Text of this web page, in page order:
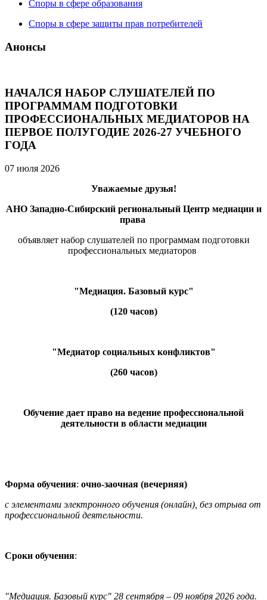
Споры в сфере образования
Споры в сфере защиты прав потребителей
Анонсы
НАЧАЛСЯ НАБОР СЛУШАТЕЛЕЙ ПО
ПРОГРАММАМ ПОДГОТОВКИ
ПРОФЕССИОНАЛЬНЫХ МЕДИАТОРОВ НА
ПЕРВОЕ ПОЛУГОДИЕ 2026-27 УЧЕБНОГО
ГОДА
07 июля 2026
Уважаемые друзья!
АНО Западно-Сибирский региональный Центр медиации и
права
объявляет набор слушателей по программам подготовки
профессиональных медиаторов
"Медиация. Базовый курс"
(120 часов)
"Медиатор социальных конфликтов"
(260 часов)
Обучение дает право на ведение профессиональной
деятельности в области медиации
Форма обучения: очно-заочная (вечерняя)
с элементами электронного обучения (онлайн), без отрыва от
профессиональной деятельности.
Сроки обучения:
"Медиация. Базовый курс" 28 сентября – 09 ноября 2026 года.